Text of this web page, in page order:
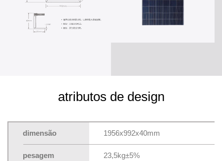
atributos de design
dimensão 1956x992x40mm
pesagem 23,5kg±5%